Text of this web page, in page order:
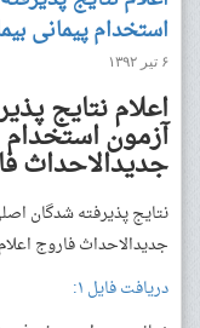
استخدام پیمانی
۶ تیر ۱۳۹۲
اعلام نتایج
آزمون استخدام
جدیدالاحداث
نتایج پذیرفته شدگان
جدیدالاحداث فاروج
دریافت فایل ۱: